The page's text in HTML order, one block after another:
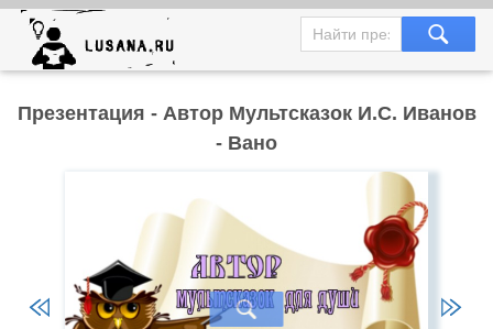
Презентация - Автор Мультсказок И.С. Иванов
- Вано